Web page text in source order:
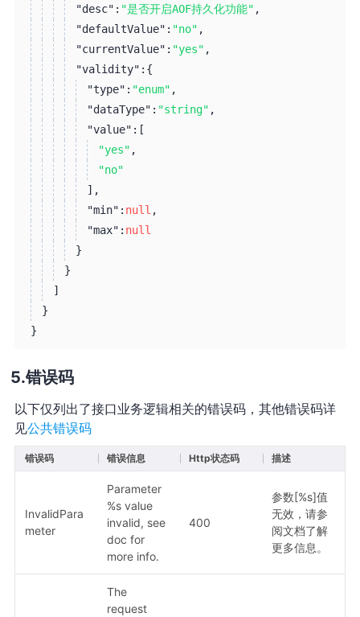
"desc": "是否开启AOF持久化功能" ,
"defaultValue": "no" ,
"currentValue": "yes" ,
"validity": {
"type": "enum" ,
"dataType": "string" ,
"value": [
"yes" ,
"no"
] ,
"min": null ,
"max": null
}
}
]
}
}
错误码
以下仅列出了接口业务逻辑相关的错误码，其他错误码详
见公共错误码
错误码 错误信息 Http状态码 描述
InvalidPara
meter
Parameter
%s value
invalid, see
doc for
more info.
400
参数[%s]值
无效，请参
阅文档了解
更多信息。
The
request